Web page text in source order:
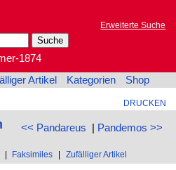
Erweiterte Suche
1874
Artikel Kategorien Shop
DRUCKEN
<< Pandareus | Pandemos >>
Faksimiles Zufälliger Artikel